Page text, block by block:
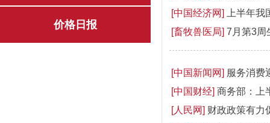
价格日报
[中国经济网]
上半年我
[畜牧兽医局] 7月第3周
[中国新闻网] 服务消费
[中国财经] 商务部：上
[人民网] 财政政策有力